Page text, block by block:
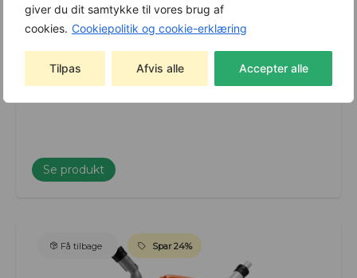
giver du dit samtykke til vores brug af
cookies. Cookiepolitik og cookie-erklæring
Tilpas Afvis alle Accepter alle
Husqvarna Kædeolie 1L
Varenummer: 5793960-01
Se produkt
Få tilbage Spar 24%